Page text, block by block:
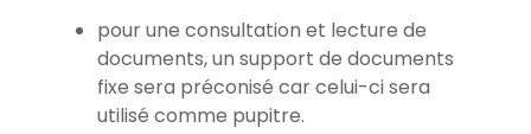
pour une consultation et lecture de
documents, un support de documents
fixe sera préconisé car celui-ci sera
utilisé comme pupitre.